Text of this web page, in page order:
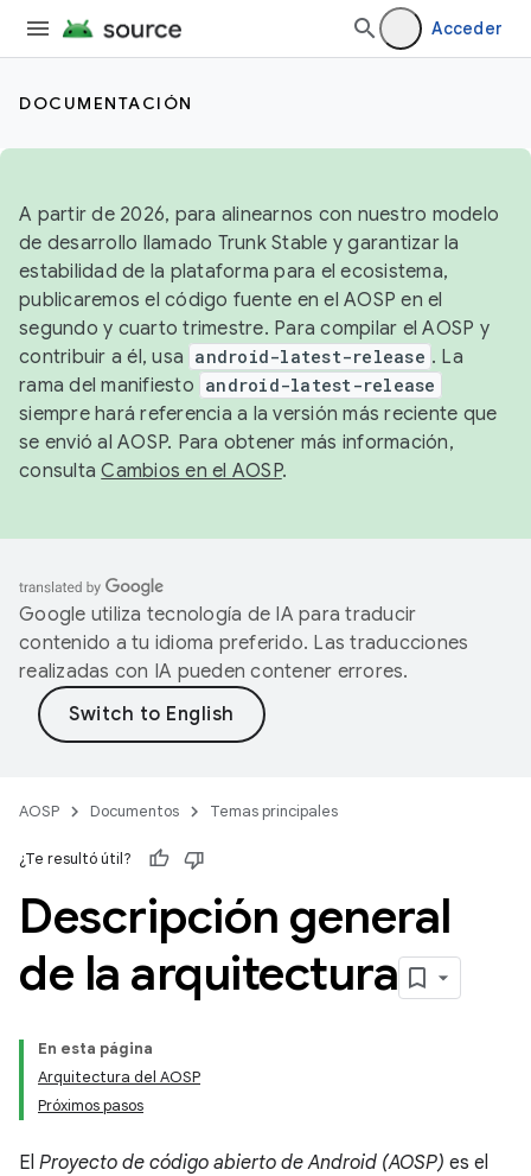
Acceder
DOCUMENTACIÓN
A partir de 2026, para alinearnos con nuestro modelo
de desarrollo llamado Trunk Stable y garantizar la
estabilidad de la plataforma para el ecosistema,
publicaremos el código fuente en el AOSP en el
segundo y cuarto trimestre. Para compilar el AOSP y
contribuir a él, usa android-latest-release . La
rama del manifiesto android-latest-release
siempre hará referencia a la versión más reciente que
se envió al AOSP. Para obtener más información,
consultaCambios en el AOSP.
Google utiliza tecnología de IA para traducir
contenido a tu idioma preferido. Las traducciones
realizadas con IA pueden contener errores.
AOSP Documentos Temas principales
¿Te resultó útil?
Descripción general
de la arquitectura
En esta página
Arquitectura del AOSP
Próximos pasos
El Proyecto de código abierto de Android (AOSP) es el